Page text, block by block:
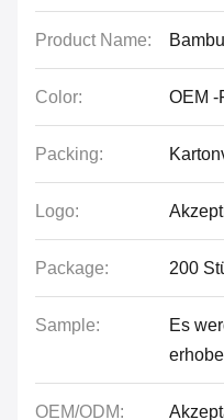
Product Name:
Color: OEM -
Packing:
Logo:
Package: 200
Sample:
Es
OEM/ODM: